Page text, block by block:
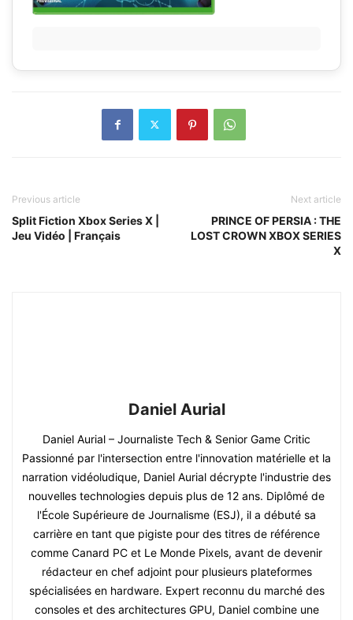
Previous article
Split Fiction Xbox Series X |
Jeu Vidéo | Français
Next article
PRINCE OF PERSIA : THE
LOST CROWN XBOX SERIES
X
Daniel Aurial
Daniel Aurial – Journaliste Tech & Senior Game Critic
Passionné par l'intersection entre l'innovation matérielle et la
narration vidéoludique, Daniel Aurial décrypte l'industrie des
nouvelles technologies depuis plus de 12 ans. Diplômé de
l'École Supérieure de Journalisme (ESJ), il a débuté sa
carrière en tant que pigiste pour des titres de référence
comme Canard PC et Le Monde Pixels, avant de devenir
rédacteur en chef adjoint pour plusieurs plateformes
spécialisées en hardware. Expert reconnu du marché des
consoles et des architectures GPU, Daniel combine une